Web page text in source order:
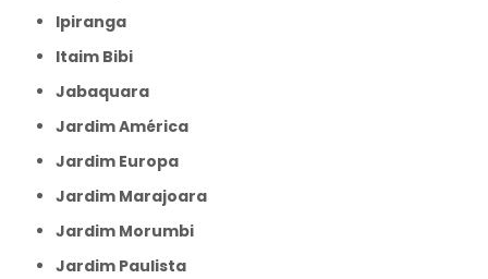
Ipiranga
Itaim Bibi
Jabaquara
Jardim América
Jardim Europa
Jardim Marajoara
Jardim Morumbi
Jardim Paulista